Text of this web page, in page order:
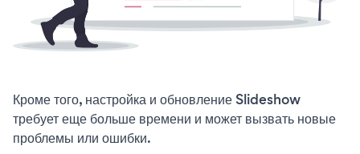
Кроме того, настройка и обновление Slideshow
требует еще больше времени и может вызвать новые
проблемы или ошибки.